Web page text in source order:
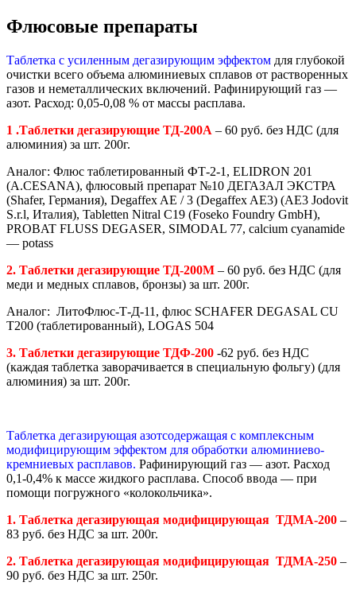
Флюсовые препараты
Таблетка с усиленным дегазирующим эффектом для глубокой
очистки всего объема алюминиевых сплавов от растворенных
газов и неметаллических включений. Рафинирующий газ —
азот. Расход: 0,05-0,08 % от массы расплава.
1 .Таблетки дегазирующие ТД-200А – 60 руб. без НДС (для
алюминия) за шт. 200г.
Аналог: Флюс таблетированный ФТ-2-1, ELIDRON 201
(A.CESANA), флюсовый препарат №10 ДЕГАЗАЛ ЭКСТРА
(Shafer, Германия), Degaffex AE / 3 (Degaffex AE3) (AE3 Jodovit
S.r.l, Италия), Tabletten Nitral C19 (Foseko Foundry GmbH),
PROBAT FLUSS DEGASER, SIMODAL 77, calcium cyanamide
— potass
2. Таблетки дегазирующие ТД-200М – 60 руб. без НДС (для
меди и медных сплавов, бронзы) за шт. 200г.
Аналог: ЛитоФлюс-Т-Д-11, флюс SCHAFER DEGASAL CU
T200 (таблетированный), LOGAS 504
3. Таблетки дегазирующие ТДФ-200 -62 руб. без НДС
(каждая таблетка заворачивается в специальную фольгу) (для
алюминия) за шт. 200г.
Таблетка дегазирующая азотсодержащая с комплексным
модифицирующим эффектом для обработки алюминиево-
кремниевых расплавов. Рафинирующий газ — азот. Расход
0,1-0,4% к массе жидкого расплава. Способ ввода — при
помощи погружного «колокольчика».
1. Таблетка дегазирующая модифицирующая ТДМА-200 –
83 руб. без НДС за шт. 200г.
2. Таблетка дегазирующая модифицирующая ТДМА-250 –
90 руб. без НДС за шт. 250г.